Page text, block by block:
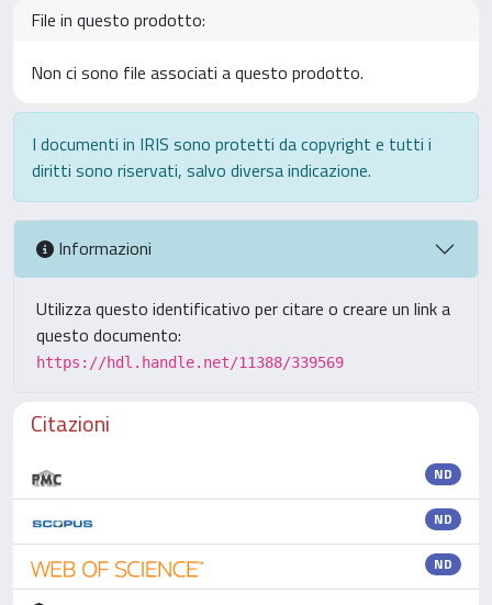
File in questo prodotto:
Non ci sono file associati a questo prodotto.
I documenti in IRIS sono protetti da copyright e tutti i
diritti sono riservati, salvo diversa indicazione.
Informazioni
Utilizza questo identificativo per citare o creare un link a
questo documento:
https://hdl.handle.net/11388/339569
Citazioni
ND
ND
ND